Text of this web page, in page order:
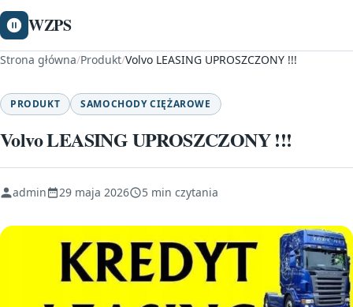
WZPS
Strona główna/Produkt/Volvo LEASING UPROSZCZONY !!!
PRODUKT SAMOCHODY CIĘŻAROWE
Volvo LEASING UPROSZCZONY !!!
admin 29 maja 2026 5 min czytania